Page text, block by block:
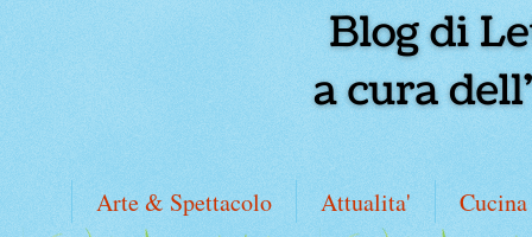
Arte & Spettacolo Attualita' Cucina